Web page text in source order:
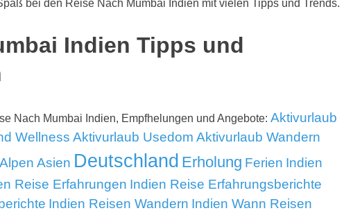
bei den Reise Nach Mumbai Indien mit vielen Tipps und Trends.
Indien Tipps und
Nach Mumbai Indien, Empfhelungen und Angebote: Aktivurlaub
Wellness Aktivurlaub Usedom Aktivurlaub Wandern
Alpen Asien Deutschland Erholung Ferien Indien
Reise Erfahrungen Indien Reise Erfahrungsberichte
Indien Reisen Wandern Indien Wann Reisen